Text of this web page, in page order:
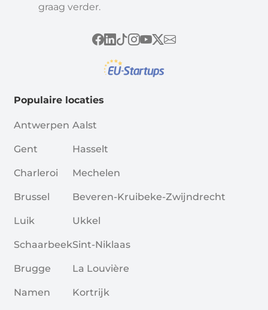
graag verder.
Populaire locaties
Antwerpen
Gent
Charleroi
Brussel
Luik
Schaarbeek
Brugge
Namen
Aalst
Hasselt
Mechelen
Beveren-Kruibeke-Zwijndrecht
Ukkel
Sint-Niklaas
La Louvière
Kortrijk